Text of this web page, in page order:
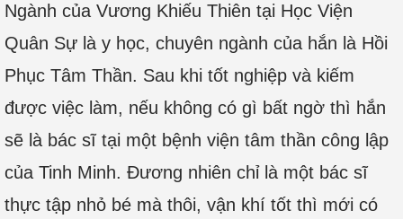
Ngành của Vương Khiếu Thiên tại Học Viện
Quân Sự là y học, chuyên ngành của hắn là Hồi
Phục Tâm Thần. Sau khi tốt nghiệp và kiếm
được việc làm, nếu không có gì bất ngờ thì hắn
sẽ là bác sĩ tại một bệnh viện tâm thần công lập
của Tinh Minh. Đương nhiên chỉ là một bác sĩ
thực tập nhỏ bé mà thôi, vận khí tốt thì mới có